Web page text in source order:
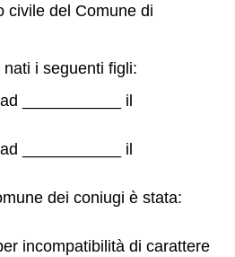
civile del Comune di
i seguenti figli:
___________ il
___________ il
dei coniugi è stata:
incompatibilità di carattere